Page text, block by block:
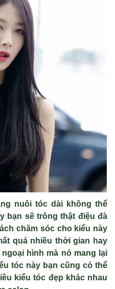
nuôi tóc dài không thể
bạn sẽ trông thật điệu đà
chăm sóc cho kiểu này
quá nhiều thời gian hay
hình mà nó mang lại
tóc này bạn cũng có thể
kiểu tóc đẹp khác nhau